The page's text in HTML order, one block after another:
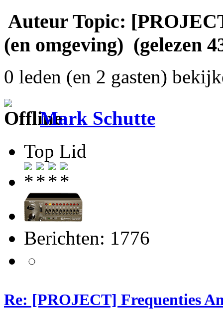
Auteur Topic:
(en omgeving) (gelezen
0 leden (en 2 gasten)
Mark Schutte
Top Lid
Berichten: 1776
Re: [PROJECT] Frequenties